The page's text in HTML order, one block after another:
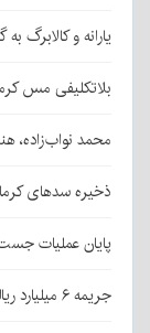
یارانه و کالابرگ
بلاتکلیفی مس
محمد نواب‌زاده،
ذخیره سدهای کرمان به ۲۴۹ میلیون
پایان عملیات جست‌وجو در
جریمه ۶ میلیارد ریالی برای قاچاقچی نارنگی پاکستانی در بافت